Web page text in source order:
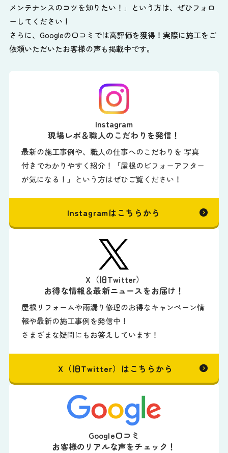
メンテナンスのコツを知りたい！」という方は、ぜひフォロ
ーしてください！
さらに、Googleの口コミでは高評価を獲得！実際に施工をご
依頼いただいたお客様の声も掲載中です。
Instagram
現場レポ＆職人のこだわりを発信！
最新の施工事例や、職人の仕事へのこだわりを 写真
付きでわかりやすく紹介！「屋根のビフォーアフター
が気になる！」という方はぜひご覧ください！
Instagramはこちらから
X（旧Twitter）
お得な情報＆最新ニュースをお届け！
屋根リフォームや雨漏り修理のお得なキャンペーン情
報や最新の施工事例を発信中！
さまざまな疑問にもお答えしています！
X（旧Twitter）はこちらから
Google口コミ
お客様のリアルな声をチェック！